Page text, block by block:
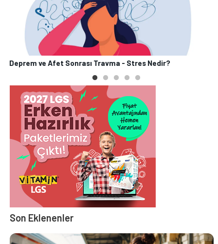
Deprem ve Afet Sonrası Travma - Stres Nedir?
Son Eklenenler